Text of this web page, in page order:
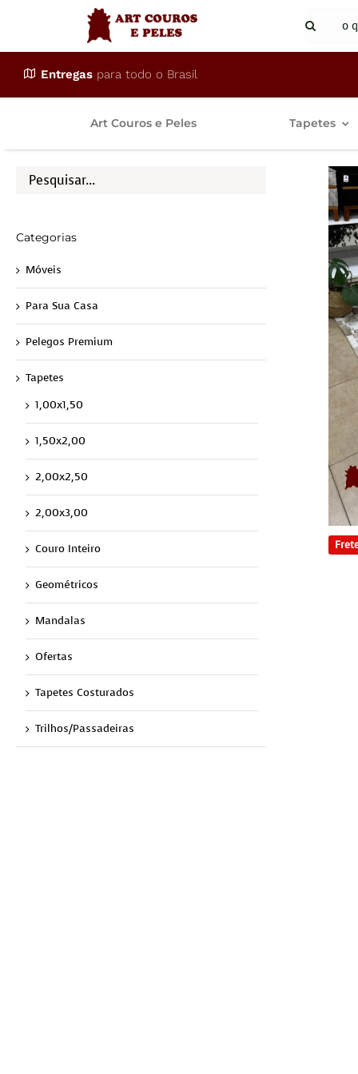
conteúdo
Buscar
Entregas para todo o Brasil
Art Couros e Peles Tapetes
Categorias
Móveis
Para Sua Casa
Pelegos Premium
Tapetes
1,00x1,50
1,50x2,00
2,00x2,50
2,00x3,00
Couro Inteiro
Geométricos
Mandalas
Ofertas
Tapetes Costurados
Trilhos/Passadeiras